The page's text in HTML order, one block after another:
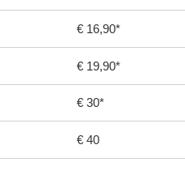
€ 16,90*
€ 19,90*
€ 30*
€ 40